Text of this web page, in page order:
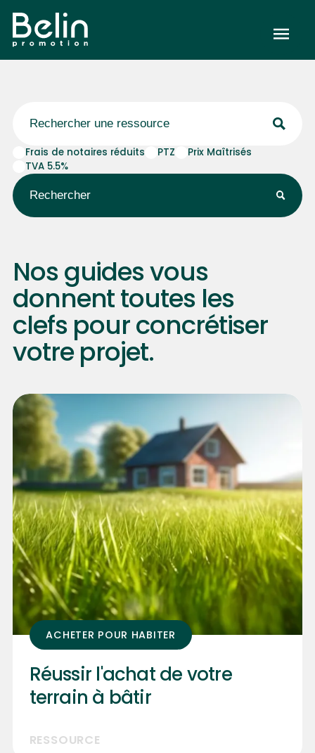
Frais de notaires réduits PTZ
Prix Maîtrisés
TVA 5.5%
Rechercher
Nos guides vous
donnent toutes les
clefs pour concrétiser
votre projet.
ACHETER POUR HABITER
Réussir l'achat de votre
terrain à bâtir
RESSOURCE